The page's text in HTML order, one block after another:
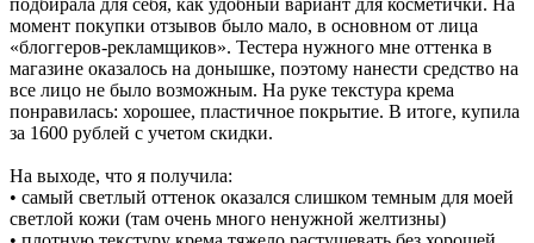
подбирала для себя, как удобный вариант для косметички. На
момент покупки отзывов было мало, в основном от лица
«блоггеров-рекламщиков». Тестера нужного мне оттенка в
магазине оказалось на донышке, поэтому нанести средство на
все лицо не было возможным. На руке текстура крема
понравилась: хорошее, пластичное покрытие. В итоге, купила
за 1600 рублей с учетом скидки.
На выходе, что я получила:
• самый светлый оттенок оказался слишком темным для моей
светлой кожи (там очень много ненужной желтизны)